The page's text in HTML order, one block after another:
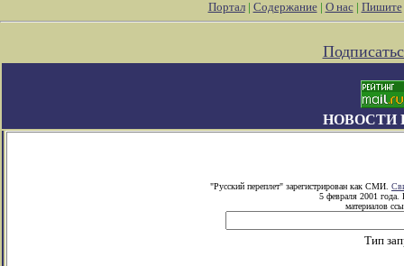
Портал| Содержание| О нас| Пишите
НОВОСТИ
"Русский переплет" зарегистрирован как СМИ.
5 февраля 2001 года.
материалов
Тип